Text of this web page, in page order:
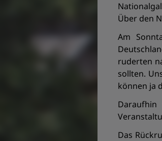
Über den
Am
ruderten
sollten.
können ja
Das